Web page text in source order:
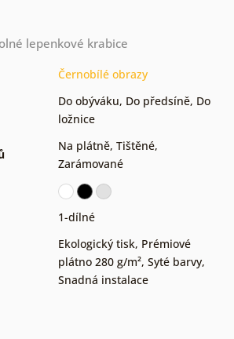
lepenkové krabice
Černobílé obrazy
Do obýváku, Do předsíně, Do
ložnice
Na plátně, Tištěné,
Zarámované
1-dílné
Ekologický tisk, Prémiové
plátno 280 g/m², Syté barvy,
Snadná instalace